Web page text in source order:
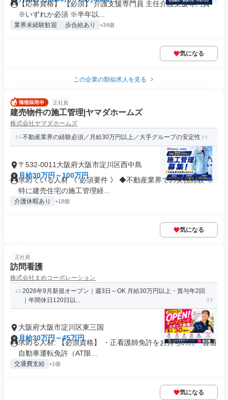
【応募資格】 【必須】 介護支援専門員 主任介護支援専門員
※いずれか必須 ※半年以...
業界未経験歓迎 歩合給あり +34個
気になる
この企業の類似求人を見る
正社員
建売物件の施工管理|ヤマダホームズ
株式会社ヤマダホームズ
不動産業界の経験必須／月給30万円以上／大手グループの安定性
〒532-0011大阪府大阪市淀川区西中島
月給30万円～100万円
求めている人材 《 必須要件 》 ◆不動産業界での実務経験 ※
特に建売住宅の施工管理経...
介護休暇あり +18個
気になる
正社員
訪問看護
株式会社まめコーポレーション
2026年9月新規オープン｜週3日～OK 月給30万円以上・賞与年2回
｜年間休日120日以...
大阪府大阪市淀川区東三国
月給30万円～45万円
求める人材: 【必須資格】 ・正看護師免許をお持ちの方・普通
自動車運転免許（AT限...
交通費支給 +1個
気になる